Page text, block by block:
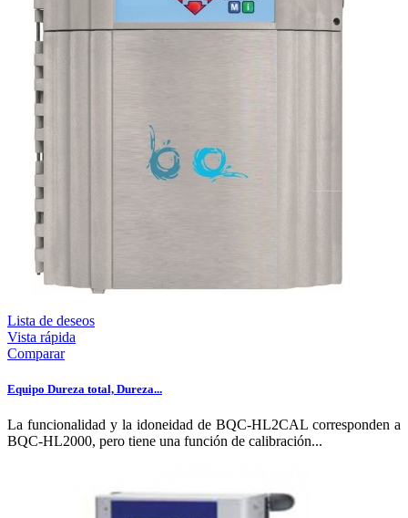
Lista de deseos
Vista rápida
Comparar
Equipo Dureza total, Dureza...
La funcionalidad y la idoneidad de BQC-HL2CAL corresponden a
BQC-HL2000, pero tiene una función de calibración...